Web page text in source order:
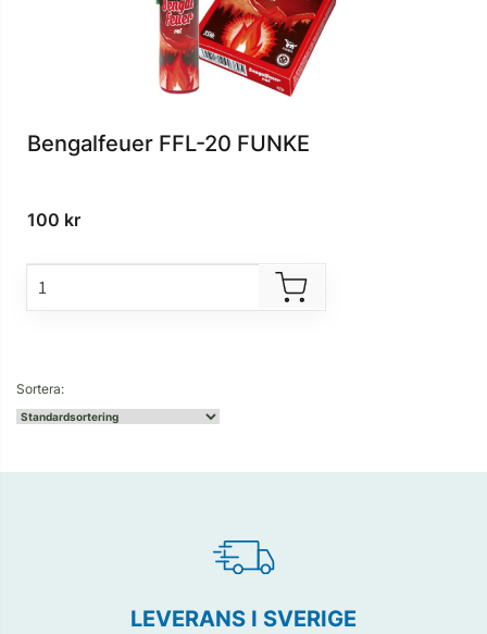
Bengalfeuer FFL-20 FUNKE
100 kr
LEVERANS I SVERIGE